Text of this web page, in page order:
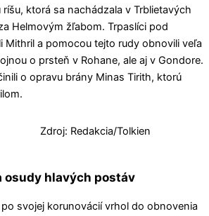
ktorá sa nachádzala v Trblietavých
Helmovým žľabom. Trpaslíci pod
Mithril a pomocou tejto rudy obnovili veľa
o prsteň v Rohane, ale aj v Gondore.
o opravu brány Minas Tirith, ktorú
Zdroj: Redakcia/Tolkien
osudy hlavých postáv
svojej korunovácií vrhol do obnovenia